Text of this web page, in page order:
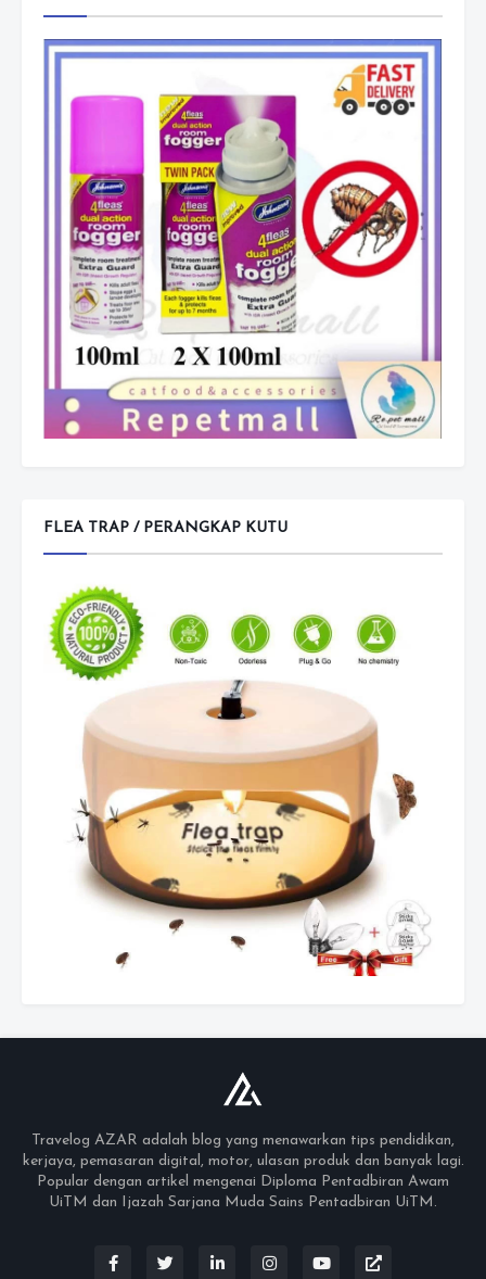
FLEA TRAP / PERANGKAP KUTU
Travelog AZAR adalah blog yang menawarkan tips pendidikan,
kerjaya, pemasaran digital, motor, ulasan produk dan banyak lagi.
Popular dengan artikel mengenai Diploma Pentadbiran Awam
UiTM dan Ijazah Sarjana Muda Sains Pentadbiran UiTM.